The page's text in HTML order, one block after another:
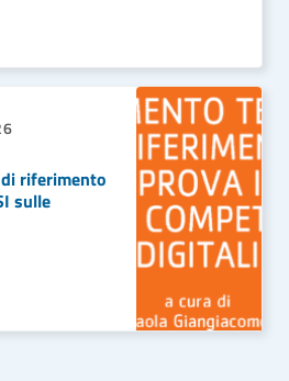
riferimento
sulle